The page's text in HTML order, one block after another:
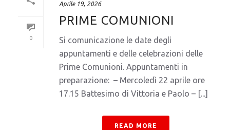
0
Aprile 19, 2026
PRIME COMUNIONI
Si comunicazione le date degli
appuntamenti e delle celebrazioni delle
Prime Comunioni. Appuntamenti in
preparazione: – Mercoledì 22 aprile ore
17.15 Battesimo di Vittoria e Paolo – [...]
READ MORE